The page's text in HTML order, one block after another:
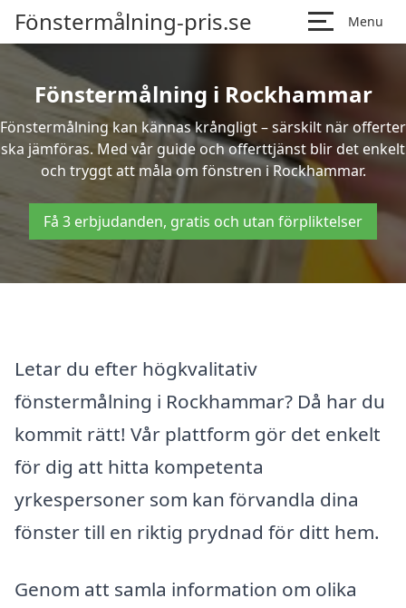
Fönstermålning-pris.se Menu
Fönstermålning i Rockhammar
Fönstermålning kan kännas krångligt – särskilt när offerter
ska jämföras. Med vår guide och offerttjänst blir det enkelt
och tryggt att måla om fönstren i Rockhammar.
Få 3 erbjudanden, gratis och utan förpliktelser
Letar du efter högkvalitativ
fönstermålning i Rockhammar? Då har du
kommit rätt! Vår plattform gör det enkelt
för dig att hitta kompetenta
yrkespersoner som kan förvandla dina
fönster till en riktig prydnad för ditt hem.
Genom att samla information om olika